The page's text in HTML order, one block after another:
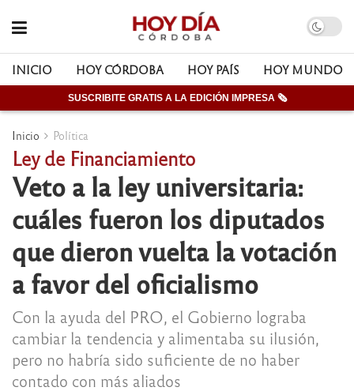
INICIO HOY CÓRDOBA HOY PAÍS HOY MUNDO
SUSCRIBITE GRATIS A LA EDICIÓN IMPRESA 🗞
Inicio Política
Ley de Financiamiento
Veto a la ley universitaria:
cuáles fueron los diputados
que dieron vuelta la votación
a favor del oficialismo
Con la ayuda del PRO, el Gobierno lograba
cambiar la tendencia y alimentaba su ilusión,
pero no habría sido suficiente de no haber
contado con más aliados